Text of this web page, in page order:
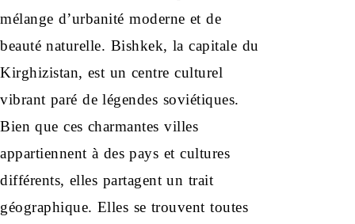
mélange d’urbanité moderne et de
beauté naturelle. Bishkek, la capitale du
Kirghizistan, est un centre culturel
vibrant paré de légendes soviétiques.
Bien que ces charmantes villes
appartiennent à des pays et cultures
différents, elles partagent un trait
géographique. Elles se trouvent toutes